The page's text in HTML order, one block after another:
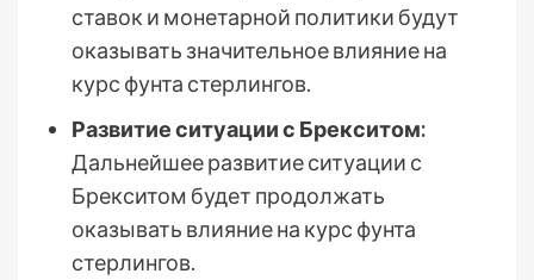
ставок и монетарной политики будут
оказывать значительное влияние на
курс фунта стерлингов.
Развитие ситуации с Брекситом:
Дальнейшее развитие ситуации с
Брекситом будет продолжать
оказывать влияние на курс фунта
стерлингов.